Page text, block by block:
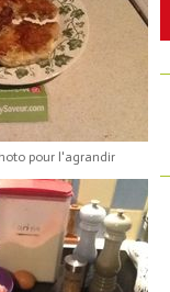
pour l'agrandir